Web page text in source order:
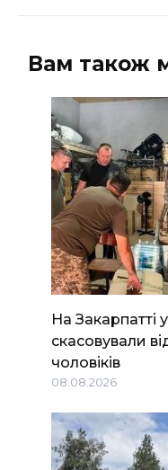
Вам також
На Закарпатті
скасовували
чоловіків
08.08.2026